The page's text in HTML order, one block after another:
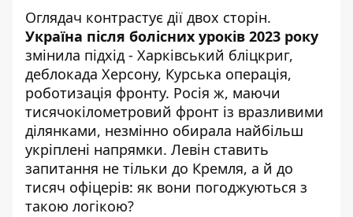
Оглядач контрастує дії двох сторін.
Україна після болісних уроків 2023 року
змінила підхід - Харківський бліцкриг,
деблокада Херсону, Курська операція,
роботизація фронту. Росія ж, маючи
тисячокілометровий фронт із вразливими
ділянками, незмінно обирала найбільш
укріплені напрямки. Левін ставить
запитання не тільки до Кремля, а й до
тисяч офіцерів: як вони погоджуються з
такою логікою?